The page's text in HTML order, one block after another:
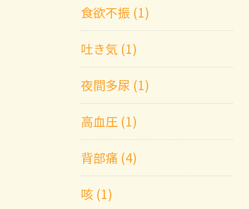
食欲不振 (1)
吐き気 (1)
夜間多尿 (1)
高血圧 (1)
背部痛 (4)
咳 (1)